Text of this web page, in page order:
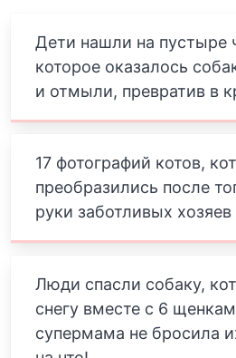
Дети нашли на пустыре
которое оказалось
и отмыли, превратив в
17 фотографий котов,
преобразились после
руки заботливых хозяев
Люди спасли собаку,
снегу вместе с 6
супермама не бросила